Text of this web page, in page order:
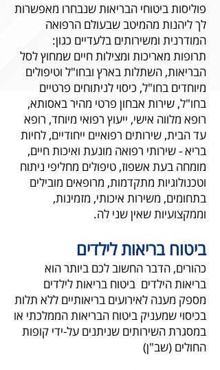
פוליסות ביטוחי הבריאות שנבחרו מאפשרות
לך ליהנות מהמיטב שבעולם הרפואה
המודרנית ומשירותים בלעדיים כגון:
תרופות מאריכות ומצילות חיים שמחוץ לסל
הבריאות, השתלות בארץ ובחו"ל וטיפולים
מיוחדים בחו"ל, כיסוי לניתוחים פרטיים
בחו"ל, שירות אבחון פרטי מהיר באסותא,
רופא מלווה אישי, ייעוץ רפואי מיוחד, רופא
עד הבית, שירותים רפואיים ייחודיים, לחיות
בריא - שירותי רפואה מונעת ואיכות חיים,
מומחה בעת אשפוז, טיפולים מחליפי ניתוח
וטכנולוגיות מתקדמות, מרופאים מובילים
בתחומים, משירות איכותי, מזמינות,
וממקצועיות שאין שני לה.
ביטוח בריאות לילדים
כהורים, הדבר החשוב לכם ביותר הוא
בריאות הילדים ביטוח בריאות לילדים
מספק מענה לאירועים בריאותיים ללא תלות
בכיסוי שמעניק ביטוח הבריאות הממלכתי או
במסגרת השירותים שניתנים על-ידי קופות
החולים (שב"ן)